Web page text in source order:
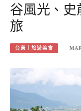
谷風光、史
旅
台東｜旅遊美食